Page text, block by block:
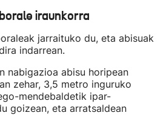
iraunkorra
jarraituko du, eta abisuak
indarrean.
nabigazioa abisu horipean
zehar, 3,5 metro inguruko
mendebaldetik ipar-
goizean, eta arratsaldean